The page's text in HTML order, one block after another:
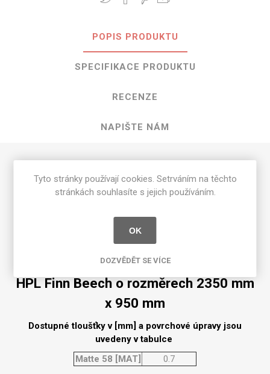
POPIS PRODUKTU
SPECIFIKACE PRODUKTU
RECENZE
NAPIŠTE NÁM
x 1300 mm
uvedeny v tabulce
Matte 58 [MAT]
HPL Finn Beech o rozměrech 2350 mm
x 950 mm
Dostupné tloušťky v [mm] a povrchové úpravy jsou
uvedeny v tabulce
Matte 58 [MAT]
0.7
Tyto stránky používají cookies. Setrváním na těchto
stránkách souhlasíte s jejich používáním.
OK
DOZVĚDĚT SE VÍCE